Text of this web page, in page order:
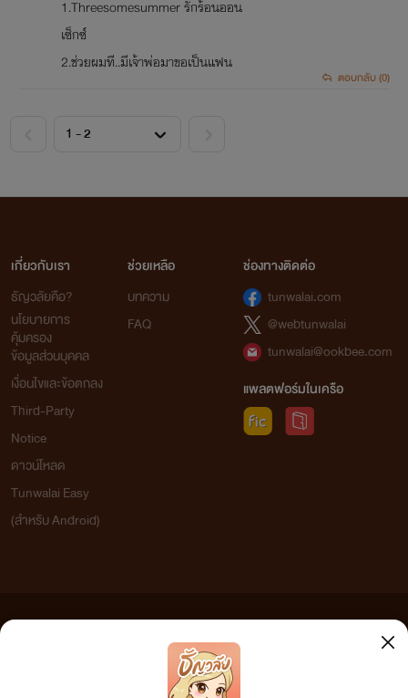
1.Threesomesummer รักร้อนออน
เซ็กซ์
2.ช่วยผมที..มีเจ้าพ่อมาขอเป็นแฟน
ตอบกลับ (0)
เกี่ยวกับเรา
ธัญวลัยคือ?
นโยบายการ
คุ้มครอง
ข้อมูลส่วนบุคคล
เงื่อนไขและข้อตกลง
Third-Party
Notice
ดาวน์โหลด
Tunwalai Easy
(สำหรับ Android)
ช่วยเหลือ
บทความ
FAQ
ช่องทางติดต่อ
tunwalai.com
@webtunwalai
tunwalai@ookbee.com
แพลตฟอร์มในเครือ
เว็บไซต์แห่งนี้ไม่ได้เห็นด้วยและไม่ขอรับผิดชอบต่อข้อความใดๆ ทั้งสิ้น ดังนั้นผู้อ่านทุกท่านโปรดใช้
วิจารณญาณในการกลั่นกรองด้วยตนเอง และหากท่านพบข้อความใดๆ ที่ขัดต่อกฎหมายและศีลธรรม
กรุณาแจ้งมาที่ tunwalai@ookbee.com เพื่อทีมงานจะได้ดำเนินการในทันที ทั้งนี้ ทางเว็บไซต์ขอสงวน